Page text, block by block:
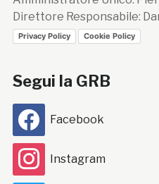
Direttore Responsabile:
Privacy Policy Cookie Policy
Segui la GRB
Facebook
Instagram